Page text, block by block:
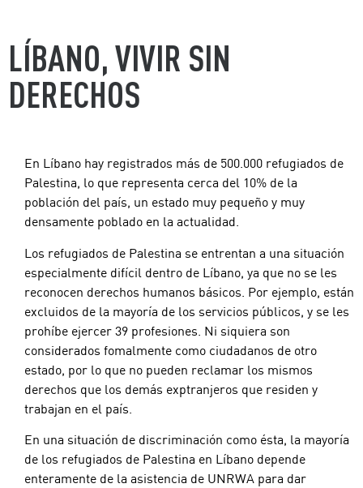
LÍBANO, VIVIR SIN
DERECHOS
En Líbano hay registrados más de 500.000 refugiados de
Palestina, lo que representa cerca del 10% de la
población del país, un estado muy pequeño y muy
densamente poblado en la actualidad.
Los refugiados de Palestina se entrentan a una situación
especialmente difícil dentro de Líbano, ya que no se les
reconocen derechos humanos básicos. Por ejemplo, están
excluidos de la mayoría de los servicios públicos, y se les
prohíbe ejercer 39 profesiones. Ni siquiera son
considerados fomalmente como ciudadanos de otro
estado, por lo que no pueden reclamar los mismos
derechos que los demás exptranjeros que residen y
trabajan en el país.
En una situación de discriminación como ésta, la mayoría
de los refugiados de Palestina en Líbano depende
enteramente de la asistencia de UNRWA para dar